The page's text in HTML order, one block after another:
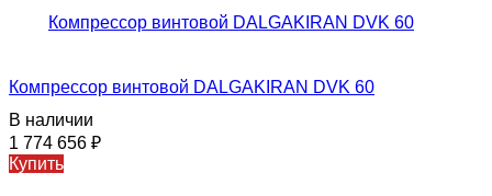
Компрессор винтовой DALGAKIRAN DVK 60
В наличии
1 774 656 ₽
Купить